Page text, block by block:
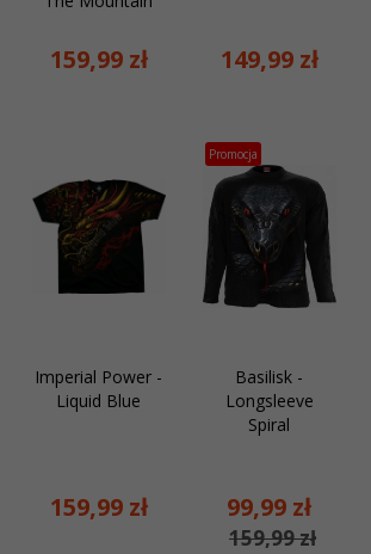
159,99 zł 149,99 zł
Imperial Power -
Liquid Blue
159,99 zł
Promocja
Basilisk -
Longsleeve
Spiral
99,99 zł
159,99 zł